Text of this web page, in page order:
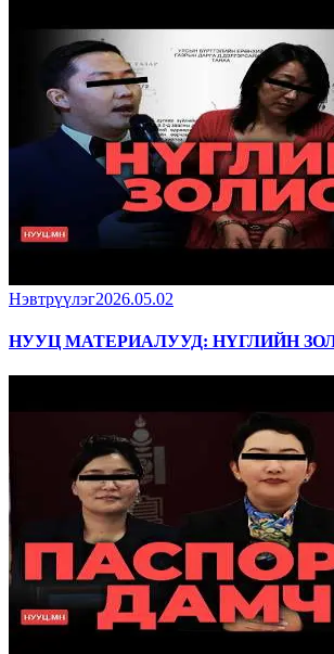
Нэвтрүүлэг2026.05.02
НУУЦ МАТЕРИАЛУУД: НҮГЛИЙН